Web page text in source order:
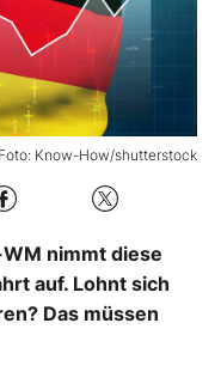
Foto: Know-How/shutterstock
nimmt diese
auf. Lohnt sich
Das müssen